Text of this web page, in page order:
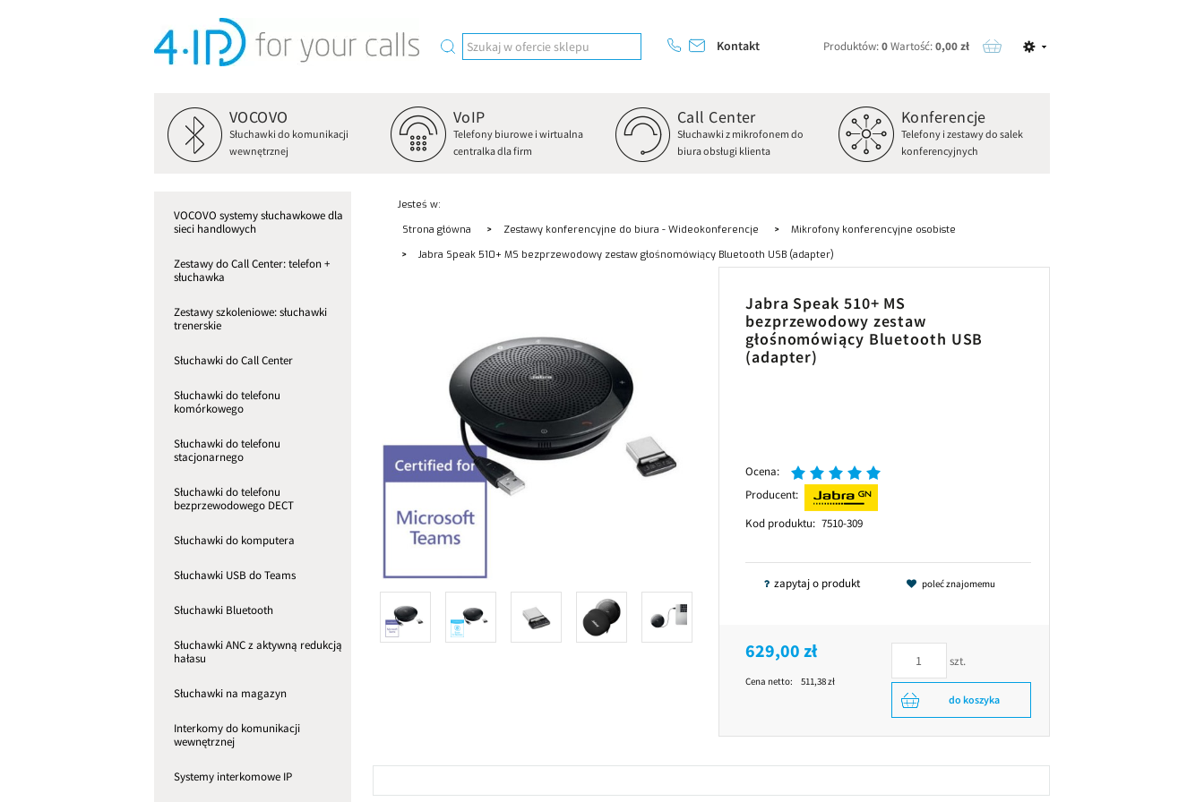
Kontakt Produktów:0Wartość:0,00 zł
VOCOVO
Słuchawki do komunikacji
wewnętrznej
VoIP
Telefony biurowe i wirtualna
centralka dla firm
Call Center
Słuchawki z mikrofonem do
biura obsługi klienta
Konferencje
Telefony i zestawy do salek
konferencyjnych
VOCOVO systemy słuchawkowe dla
sieci handlowych
Zestawy do Call Center: telefon +
słuchawka
Zestawy szkoleniowe: słuchawki
trenerskie
Słuchawki do Call Center
Słuchawki do telefonu
komórkowego
Słuchawki do telefonu
stacjonarnego
Słuchawki do telefonu
bezprzewodowego DECT
Słuchawki do komputera
Słuchawki USB do Teams
Słuchawki Bluetooth
Słuchawki ANC z aktywną redukcją
hałasu
Słuchawki na magazyn
Interkomy do komunikacji
wewnętrznej
Systemy interkomowe IP
Jesteś w:
Strona główna
Zestawy konferencyjne do biura - Wideokonferencje
Mikrofony konferencyjne osobiste
Jabra Speak 510+ MS bezprzewodowy zestaw głośnomówiący Bluetooth USB (adapter)
Jabra Speak 510+ MS
bezprzewodowy zestaw
głośnomówiący Bluetooth USB
(adapter)
Ocena:
Producent:
Kod produktu: 7510-309
zapytaj o produkt poleć znajomemu
629,00 zł
Cena netto: 511,38 zł
szt.
do koszyka